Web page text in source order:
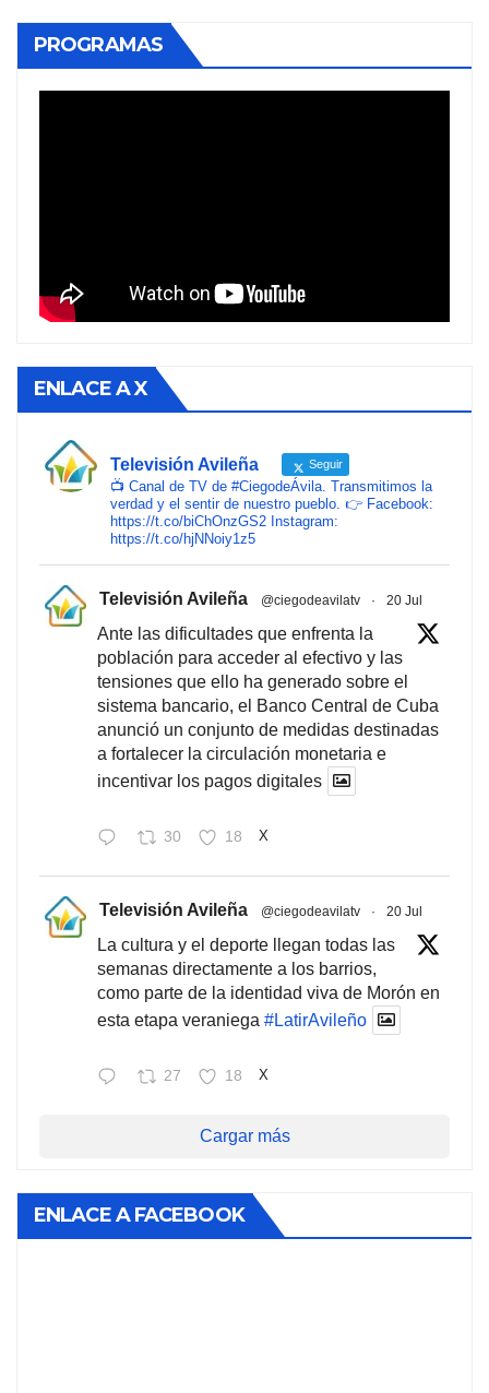
PROGRAMAS
ENLACE A X
Televisión Avileña Seguir
📺 Canal de TV de #CiegodeÁvila. Transmitimos la
verdad y el sentir de nuestro pueblo. 👉 Facebook:
https://t.co/biChOnzGS2 Instagram:
https://t.co/hjNNoiy1z5
Televisión Avileña @ciegodeavilatv · 20 Jul
Ante las dificultades que enfrenta la
población para acceder al efectivo y las
tensiones que ello ha generado sobre el
sistema bancario, el Banco Central de Cuba
anunció un conjunto de medidas destinadas
a fortalecer la circulación monetaria e
incentivar los pagos digitales
30 18 X
Televisión Avileña @ciegodeavilatv · 20 Jul
La cultura y el deporte llegan todas las
semanas directamente a los barrios,
como parte de la identidad viva de Morón en
esta etapa veraniega #LatirAvileño
27 18 X
Cargar más
ENLACE A FACEBOOK